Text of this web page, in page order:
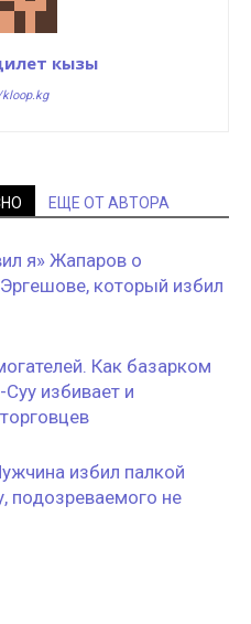
кызы
ЕЩЕ ОТ АВТОРА
я» Жапаров о
который избил
Как базарком
избивает и
избил палкой
подозреваемого не